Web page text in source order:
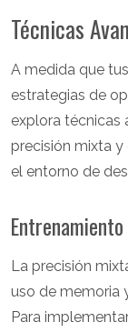
Técnicas
A medida que
estrategias de
explora técnicas
precisión mixta
el entorno de
La precisión
uso de memoria
Para